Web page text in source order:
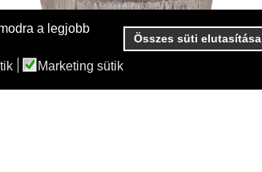
a legjobb
Összes süti elutasítása
Marketing sütik